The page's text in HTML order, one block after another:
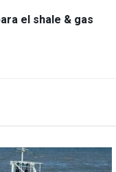
el shale & gas